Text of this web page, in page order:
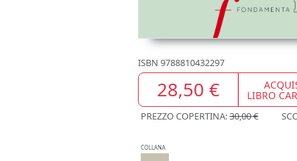
ISBN 9788810432297
28,50 € LIBRO
PREZZO COPERTINA:30,00 €
COLLANA